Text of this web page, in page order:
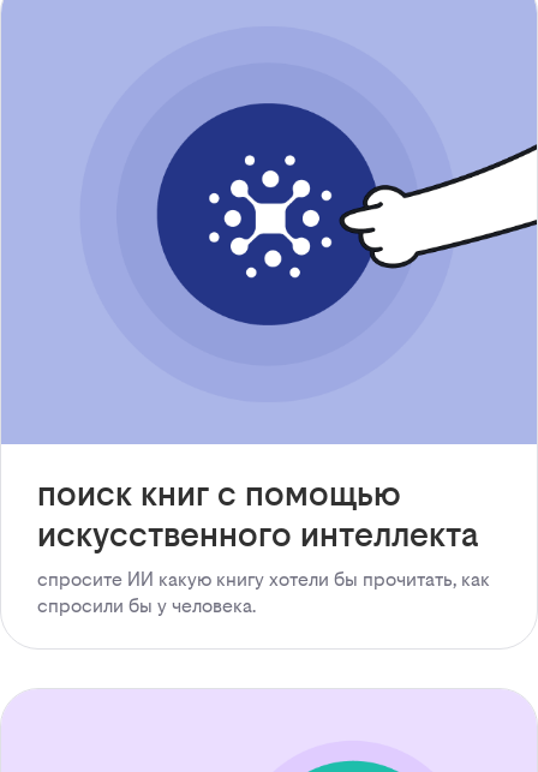
поиск книг с помощью
искусственного интеллекта
спросите ИИ какую книгу хотели бы прочитать, как
спросили бы у человека.